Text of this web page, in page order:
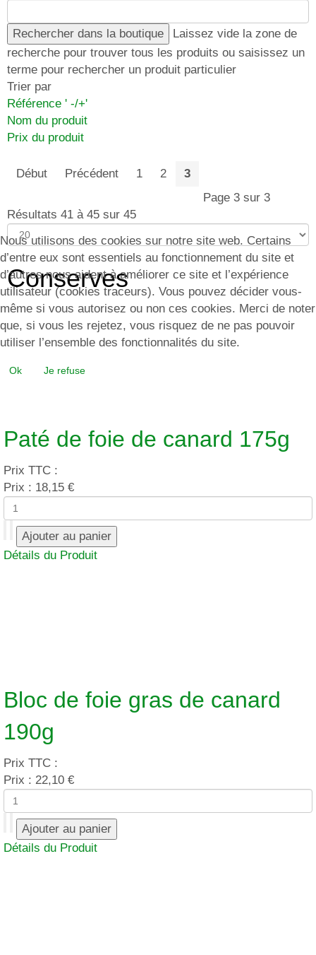
Laissez vide la zone de
recherche pour trouver tous les produits ou saisissez un
terme pour rechercher un produit particulier
Trier par
Référence ' -/+'
Nom du produit
Prix du produit
Début Précédent 1 2
3
Page 3 sur 3
Résultats 41 à 45 sur 45
Conserves
Paté de foie de canard 175g
Prix TTC :
Prix : 18,15 €
Détails du Produit
Bloc de foie gras de canard
190g
Prix TTC :
Prix : 22,10 €
Détails du Produit
Nous utilisons des cookies sur notre site web. Certains
d’entre eux sont essentiels au fonctionnement du site et
d’autres nous aident à améliorer ce site et l’expérience
utilisateur (cookies traceurs). Vous pouvez décider vous-
même si vous autorisez ou non ces cookies. Merci de noter
que, si vous les rejetez, vous risquez de ne pas pouvoir
utiliser l’ensemble des fonctionnalités du site.
Ok Je refuse